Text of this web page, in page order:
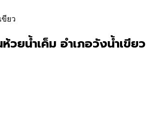
ขียว
วยน้ำเค็ม อำเภอวังน้ำเขียว